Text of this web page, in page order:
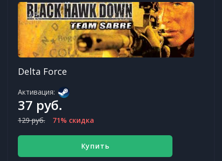
Delta Force
Активация:
37 руб.
129 руб. 71% скидка
Купить